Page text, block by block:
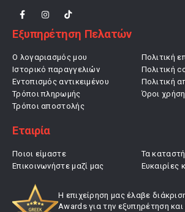
Εξυπηρέτηση Πελατών
Ο λογαριασμός μου
Ιστορικό παραγγελιών
Εντοπισμός αντικειμένου
Τρόποι πληρωμής
Τρόποι αποστολής
Πολιτική
Πολιτική
Πολιτική
Όροι
Εταιρία
Ποιοι είμαστε
Επικοινωνήστε μαζί μας
Τα
Ευκαιρίες
Η επιχείρηση μας έλαβε
Awards για την εξυπηρέτηση και